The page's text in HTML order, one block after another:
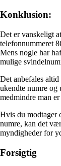
Konklusion:
Det er vanskeligt
telefonnummeret
Mens nogle har
mulige
Det anbefales
ukendte numre og
medmindre man
Hvis du modtager
numre, kan det
myndigheder for
Forsigtig